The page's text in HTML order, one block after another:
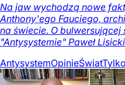
Na jaw wychodzą nowe
Anthony'ego Fauciego,
na świecie. O
"Antysystemie" Paweł
AntysystemOpinieŚwiat